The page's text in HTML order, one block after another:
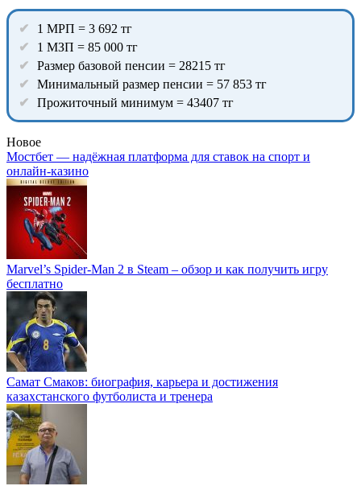
1 МРП = 3 692 тг
1 МЗП = 85 000 тг
Размер базовой пенсии = 28215 тг
Минимальный размер пенсии = 57 853 тг
Прожиточный минимум = 43407 тг
Новое
Мостбет — надёжная платформа для ставок на спорт и
онлайн-казино
Marvel’s Spider-Man 2 в Steam – обзор и как получить игру
бесплатно
Самат Смаков: биография, карьера и достижения
казахстанского футболиста и тренера